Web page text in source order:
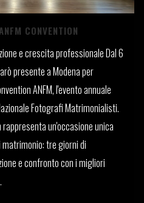
CONVENTION
e crescita professionale Dal 6
presente a Modena per
ANFM, l'evento annuale
Fotografi Matrimonialisti.
un'occasione unica
tre giorni di
e confronto con i migliori